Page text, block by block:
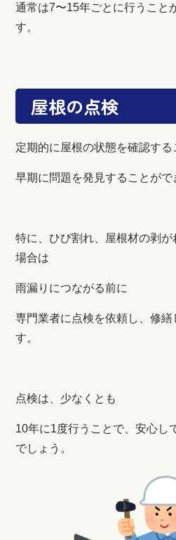
通常は7〜15年ごとに行うこと
す。
屋根の点検
定期的に屋根の状態を確認する
早期に問題を発見することがで
特に、ひび割れ、屋根材の剥
場合は
雨漏りにつながる前に
専門業者に点検を依頼し、修
す。
点検は、少なくとも
10年に1度行うことで、安心し
でしょう。